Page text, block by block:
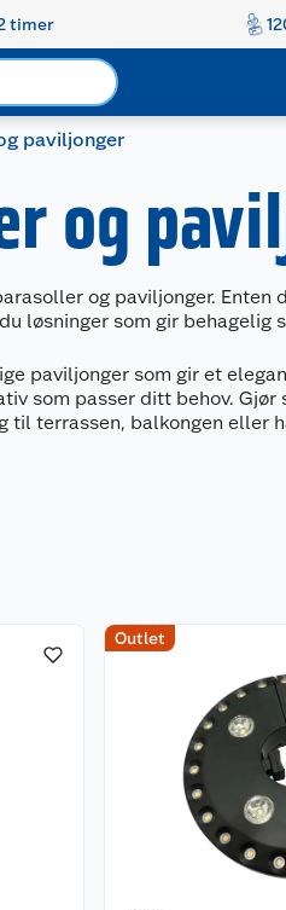
timer
paviljonger
og
og paviljonger.
løsninger som gir
paviljonger som gir et
som passer ditt behov.
til terrassen, balkongen eller
Outlet